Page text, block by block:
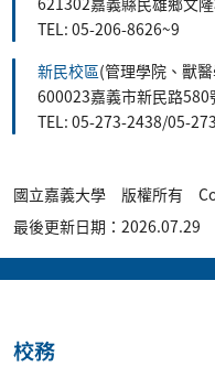
TEL: 05-206-8626~9
新民校區(管理學院、獸
600023嘉義市新民路580
TEL: 05-273-2438/05-
國立嘉義大學 版權所有
最後更新日期：2026.07.29
校務